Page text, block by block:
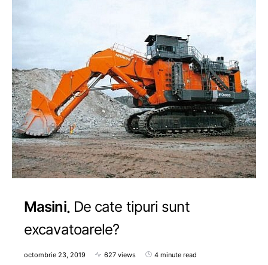
Masini De cate tipuri sunt
excavatoarele?
octombrie 23, 2019 627 views 4 minute read